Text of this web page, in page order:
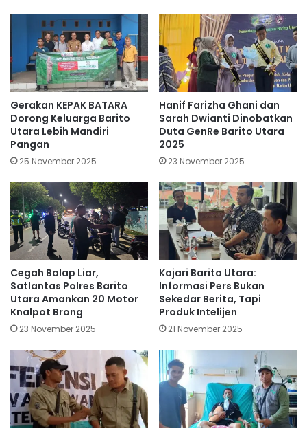
Gerakan KEPAK BATARA
Dorong Keluarga Barito
Utara Lebih Mandiri
Pangan
25 November 2025
Hanif Farizha Ghani dan
Sarah Dwianti Dinobatkan
Duta GenRe Barito Utara
2025
23 November 2025
Cegah Balap Liar,
Satlantas Polres Barito
Utara Amankan 20 Motor
Knalpot Brong
23 November 2025
Kajari Barito Utara:
Informasi Pers Bukan
Sekedar Berita, Tapi
Produk Intelijen
21 November 2025